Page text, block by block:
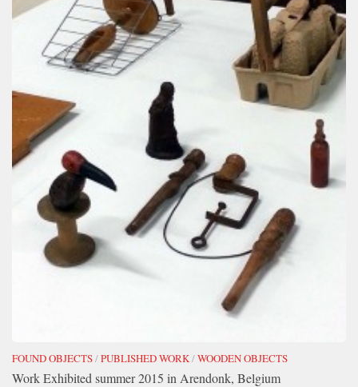
FOUND OBJECTS/PUBLISHED WORK/WOODEN OBJECTS
Work Exhibited summer 2015 in Arendonk, Belgium